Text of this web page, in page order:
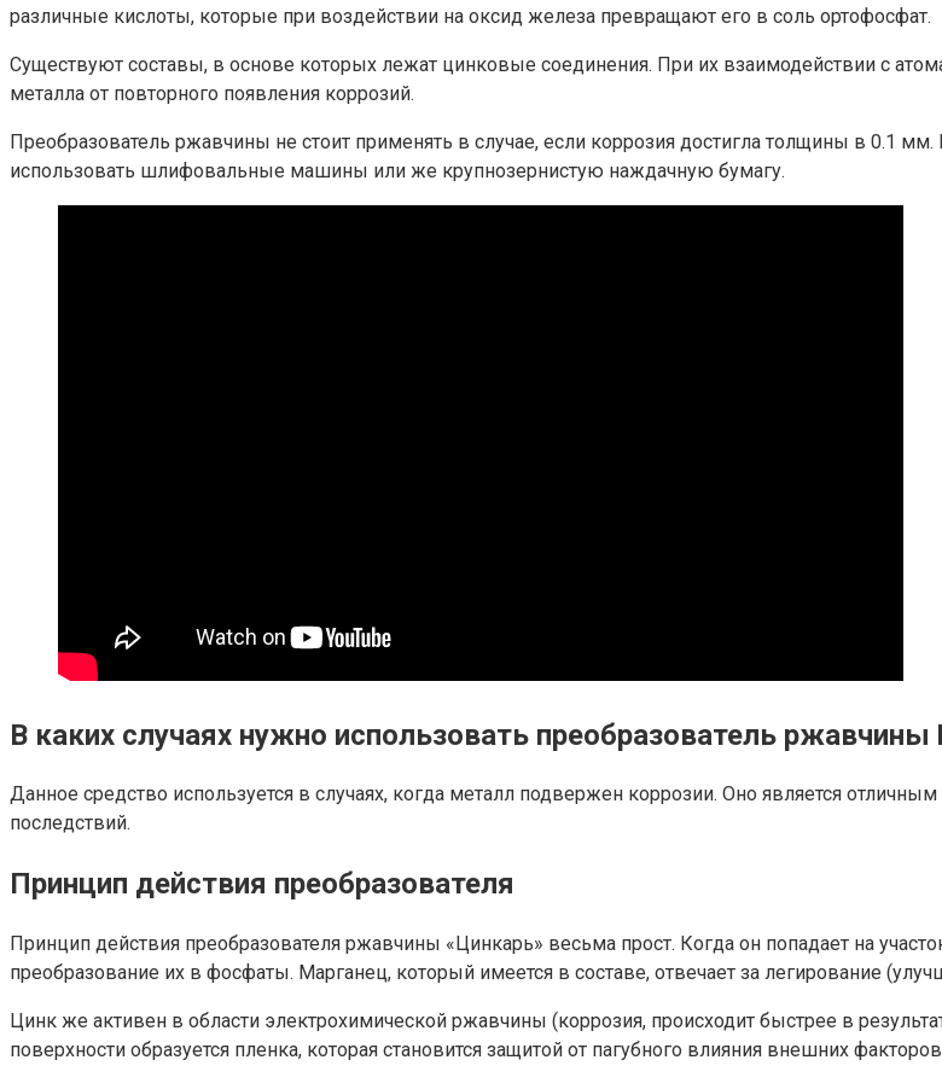
различные кислоты, которые при воздействии на оксид железа превращают его в соль ортофосфат.
Существуют составы, в основе которых лежат цинковые соединения. При их взаимодействии с
металла от повторного появления коррозий.
Преобразователь ржавчины не стоит применять в случае, если коррозия достигла толщины в 0.1
использовать шлифовальные машины или же крупнозернистую наждачную бумагу.
В каких случаях нужно использовать преобразователь ржавчины
Данное средство используется в случаях, когда металл подвержен коррозии. Оно является
последствий.
Принцип действия преобразователя
Принцип действия преобразователя ржавчины «Цинкарь» весьма прост. Когда он попадает на
преобразование их в фосфаты. Марганец, который имеется в составе, отвечает за легирование
Цинк же активен в области электрохимической ржавчины (коррозия, происходит быстрее в
поверхности образуется пленка, которая становится защитой от пагубного влияния внешних